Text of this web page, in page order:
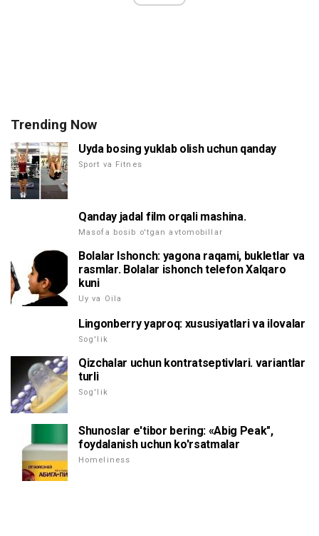
Trending Now
Uyda bosing yuklab olish uchun qanday
Sport va Fitnes
Qanday jadal film orqali mashina.
Masofa bosib o'tgan avtomobillar
Bolalar Ishonch: yagona raqami, bukletlar va
rasmlar. Bolalar ishonch telefon Xalqaro
kuni
Uy va Oila
Lingonberry yaproq: xususiyatlari va ilovalar
Sog'lik
Qizchalar uchun kontratseptivlari. variantlar
turli
Sog'lik
Shunoslar e'tibor bering: «Abig Peak",
foydalanish uchun ko'rsatmalar
Homeliness